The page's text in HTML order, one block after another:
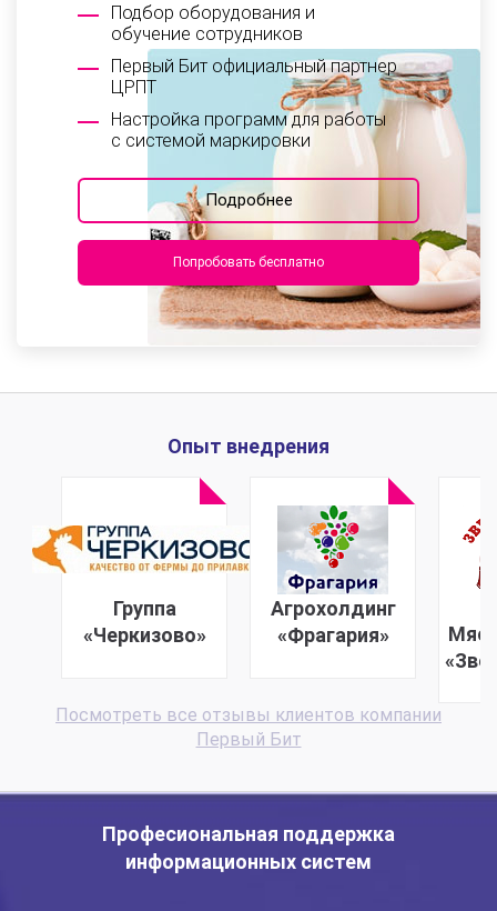
Подбор оборудования и
обучение сотрудников
Первый Бит официальный партнер
ЦРПТ
Настройка программ для работы
с системой маркировки
Подробнее
Попробовать бесплатно
Опыт внедрения
Группа
«Черкизово»
Агрохолдинг
«Фрагария»
Посмотреть все отзывы клиентов компании
Первый Бит
Професиональная поддержка
информационных систем